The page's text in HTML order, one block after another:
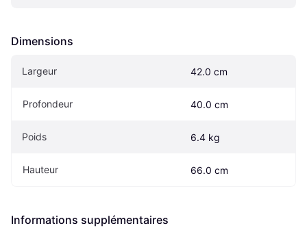
Dimensions
Largeur 42.0 cm
Profondeur 40.0 cm
Poids 6.4 kg
Hauteur 66.0 cm
Informations supplémentaires